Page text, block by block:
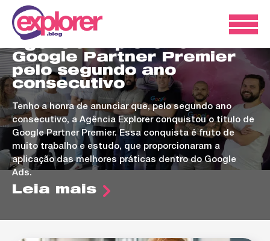
ads
Agência Explorer é
Google Partner Premier
pelo segundo ano
consecutivo
Tenho a honra de anunciar que, pelo segundo ano
consecutivo, a Agência Explorer conquistou o título de
Google Partner Premier. Essa conquista é fruto de
muito trabalho e estudo, que proporcionaram a
aplicação das melhores práticas dentro do Google
Ads.
Leia mais